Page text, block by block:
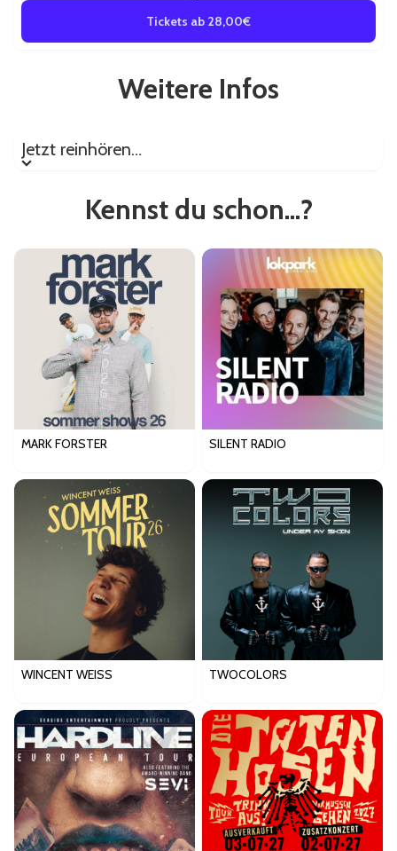
Tickets ab 28,00€
Weitere Infos
Jetzt reinhören…
Kennst du schon...?
MARK FORSTER SILENT RADIO
WINCENT WEISS TWOCOLORS